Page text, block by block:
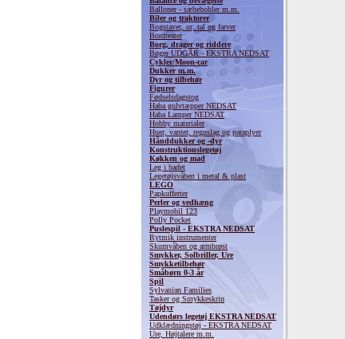
Balloner - sæbebobler m.m.
Biler og traktorer
Bogstaver, ur, tal og farver
Bordteater
Borg, drager og riddere
Bøger UDGÅR - EKSTRA NEDSAT
Cykler/Moon-car
Dukker m.m.
Dyr og tilbehør
Figurer
Fødselsdagstog
Haba gulvtæpper NEDSAT
Haba Lamper NEDSAT
Hobby materialer
Huer, vanter, regnslag og paraplyer
Hånddukker og -dyr
Konstruktionslegetøj
Køkken og mad
Leg i badet
Legetøjsvåben i metal & plast
LEGO
Papkufferter
Perler og vedhæng
Playmobil 123
Polly Pocket
Puslespil - EKSTRA NEDSAT
Rytmik instrumenter
Skumvåben og armbrøst
Smykker, Solbriller, Ure
Smykketilbehør
Småbørn 0-3 år
Spil
Sylvanian Families
Tasker og Smykkeskrin
Tøjdyr
Udendørs legetøj EKSTRA NEDSAT
Udklædningstøj - EKSTRA NEDSAT
Ure, Højtalere m.m.